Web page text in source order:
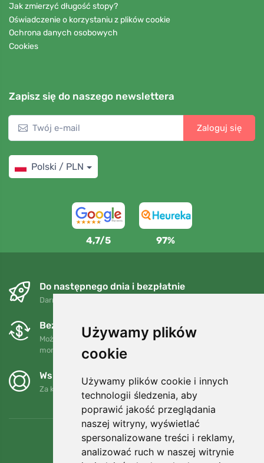
Używamy plików
cookie
Używamy plików cookie i innych
technologii śledzenia, aby
poprawić jakość przeglądania
naszej witryny, wyświetlać
spersonalizowane treści i reklamy,
analizować ruch w naszej witrynie
Jak zmierzyć długość stopy?
Oświadczenie o korzystaniu z plików cookie
Ochrona danych osobowych
Cookies
Zapisz się do naszego newslettera
Zaloguj się
Polski / PLN
4,7/5 97%
Do następnego dnia i bezpłatnie
Darmowa wysyłka dla zamówień powyżej 250 PLN
Bezpłatne wymiany i zwroty
Możesz zwrócić lub wymienić swoje zamówienie w dowolnym
momencie w ciągu 90 dni.
Wspieramy Trees.org
Za każde zamówienie sadzimy drzewo! Czytaj więcej